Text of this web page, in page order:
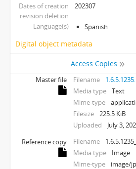
Dates of creation
revision deletion
202307
Language(s) Spanish
Digital object metadata
Access Copies
Master file Filename
Media type
Text
Mime-type
Filesize
225.5 KiB
Uploaded
July 3,
Reference copy
Filename
Media type
Image
Mime-type
image/